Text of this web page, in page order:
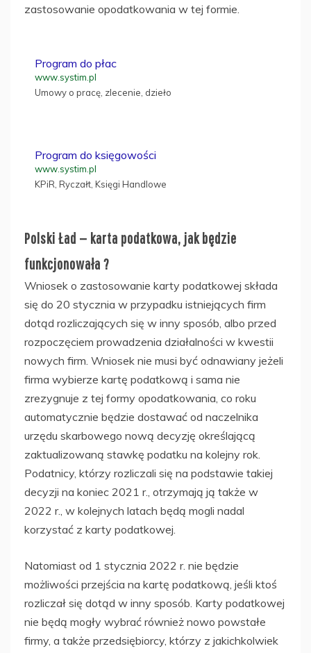
zastosowanie opodatkowania w tej formie.
Program do płac
www.systim.pl
Umowy o pracę, zlecenie, dzieło
Program do księgowości
www.systim.pl
KPiR, Ryczałt, Księgi Handlowe
Polski Ład — karta podatkowa, jak będzie
funkcjonowała ?
Wniosek o zastosowanie karty podatkowej składa
się do 20 stycznia w przypadku istniejących firm
dotąd rozliczających się w inny sposób, albo przed
rozpoczęciem prowadzenia działalności w kwestii
nowych firm. Wniosek nie musi być odnawiany jeżeli
firma wybierze kartę podatkową i sama nie
zrezygnuje z tej formy opodatkowania, co roku
automatycznie będzie dostawać od naczelnika
urzędu skarbowego nową decyzję określającą
zaktualizowaną stawkę podatku na kolejny rok.
Podatnicy, którzy rozliczali się na podstawie takiej
decyzji na koniec 2021 r., otrzymają ją także w
2022 r., w kolejnych latach będą mogli nadal
korzystać z karty podatkowej.
Natomiast od 1 stycznia 2022 r. nie będzie
możliwości przejścia na kartę podatkową, jeśli ktoś
rozliczał się dotąd w inny sposób. Karty podatkowej
nie będą mogły wybrać również nowo powstałe
firmy, a także przedsiębiorcy, którzy z jakichkolwiek